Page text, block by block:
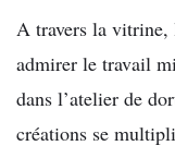
A travers la vitrine,
admirer le travail
dans l’atelier de
créations se